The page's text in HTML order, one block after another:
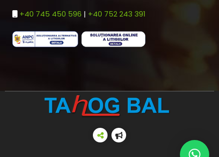
+40 745 450 596 | +40 752 243 391